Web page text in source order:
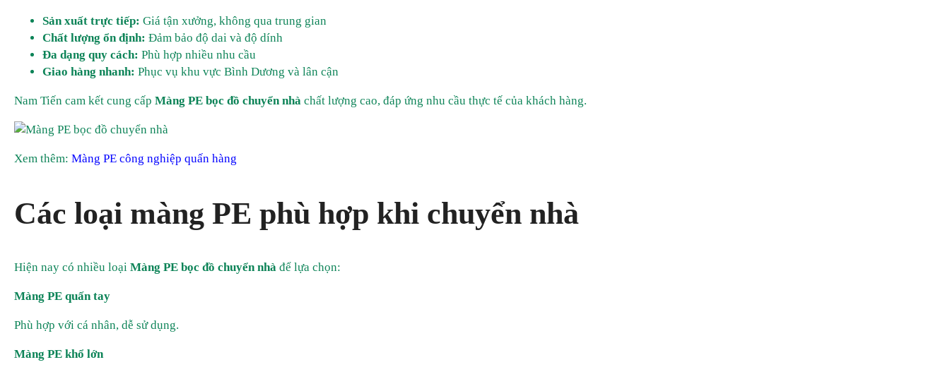
Sản xuất trực tiếp: Giá tận xưởng, không qua trung gian
Chất lượng ổn định: Đảm bảo độ dai và độ dính
Đa dạng quy cách: Phù hợp nhiều nhu cầu
Giao hàng nhanh: Phục vụ khu vực Bình Dương và lân cận
Nam Tiến cam kết cung cấp Màng PE bọc đồ chuyển nhà chất lượng cao, đáp ứng nhu cầu thực tế của khách hàng.
Xem thêm: Màng PE công nghiệp quấn hàng
Các loại màng PE phù hợp khi chuyển nhà
Hiện nay có nhiều loại Màng PE bọc đồ chuyển nhà để lựa chọn:
Màng PE quấn tay
Phù hợp với cá nhân, dễ sử dụng.
Màng PE khổ lớn